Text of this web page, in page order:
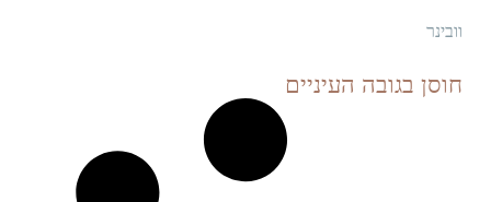
וובינר
חוסן בגובה העיניים